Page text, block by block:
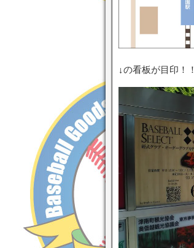
↓の看板が目印！！